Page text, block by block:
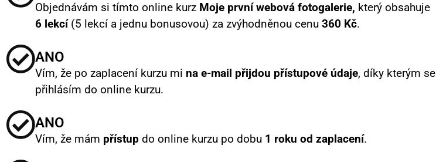
Objednávám si tímto online kurz Moje první webová fotogalerie, který obsahuje
6 lekcí(5 lekcí a jednu bonusovou) za zvýhodněnou cenu 360 Kč.
ANO
Vím, že po zaplacení kurzu mi na e-mail přijdou přístupové údaje, díky kterým se
přihlásím do online kurzu.
ANO
Vím, že mám přístup do online kurzu po dobu 1 roku od zaplacení.